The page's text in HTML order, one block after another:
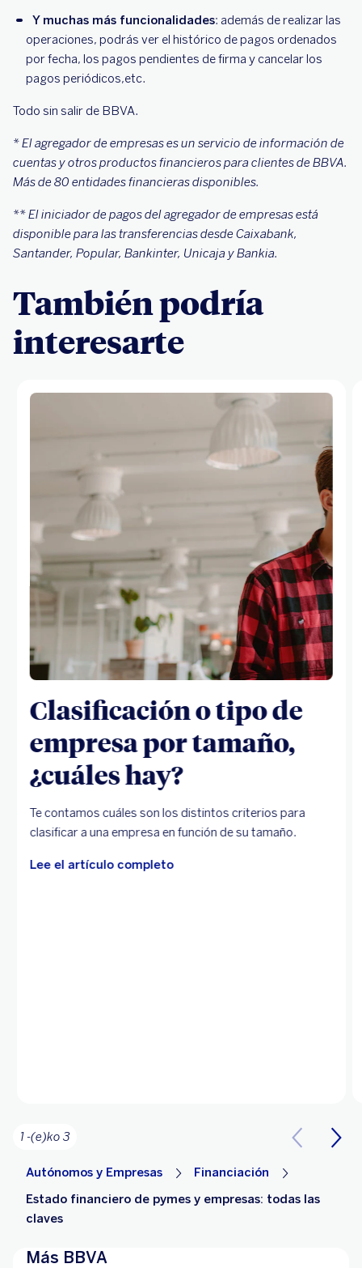
Y muchas más funcionalidades: además de realizar las
operaciones, podrás ver el histórico de pagos ordenados
por fecha, los pagos pendientes de firma y cancelar los
pagos periódicos,etc.
Todo sin salir de BBVA.
* El agregador de empresas es un servicio de información de
cuentas y otros productos financieros para clientes de BBVA.
Más de 80 entidades financieras disponibles.
** El iniciador de pagos del agregador de empresas está
disponible para las transferencias desde Caixabank,
Santander, Popular, Bankinter, Unicaja y Bankia.
También podría
interesarte
Clasificación o tipo de
empresa por tamaño,
¿cuáles hay?
Te contamos cuáles son los distintos criterios para
clasificar a una empresa en función de su tamaño.
Lee el artículo completo
1 -(e)ko 3
Autónomos y Empresas
Financiación
Estado financiero de pymes y empresas: todas las
claves
Más BBVA